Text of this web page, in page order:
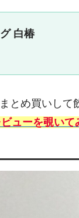
白椿
とめ買いして
ューを覗いて